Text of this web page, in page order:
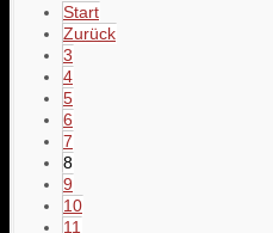
Start
Zurück
3
4
5
6
7
8
9
10
11